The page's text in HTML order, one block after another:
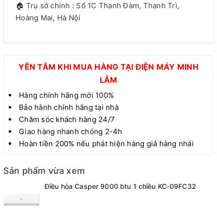
🏠 Trụ sở chính : Số 1C Thanh Đàm, Thanh Trì,
Hoàng Mai, Hà Nội
YÊN TÂM KHI MUA HÀNG TẠI ĐIỆN MÁY MINH
LÂM
Hàng chính hãng mới 100%
Bảo hành chính hãng tại nhà
Chăm sóc khách hàng 24/7
Giao hàng nhanh chóng 2-4h
Hoàn tiền 200% nếu phát hiện hàng giả hàng nhái
Sản phẩm vừa xem
Điều hòa Casper 9000 btu 1 chiều KC-09FC32